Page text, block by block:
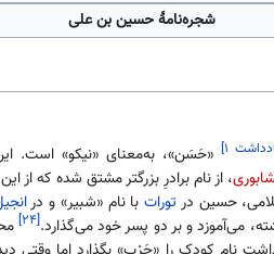
شجره‌نامهٔ حسین بن علی
۱] «حَسَن»، به‌معنای «نیکو» است.
، از نام برادرِ بزرگتر مشتق شده که
حسین در توراتبا نام «شبیر» و در
می‌آموزد و بر دو پسر خود می‌گذارد.[۲۴]